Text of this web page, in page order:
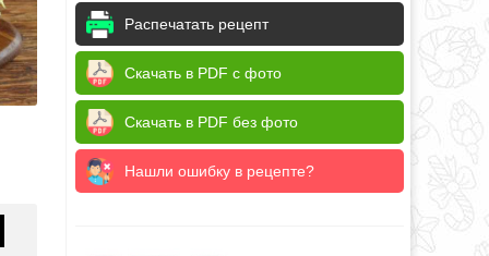
Распечатать рецепт
Скачать в PDF с фото
Скачать в PDF без фото
Нашли ошибку в рецепте?